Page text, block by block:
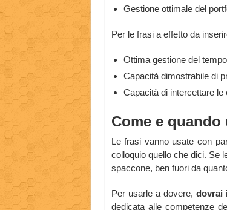
Gestione ottimale del
Per le frasi a effetto da
Ottima gestione del
Capacità dimostrabile di
Capacità di intercettare
Come e quando
Le frasi vanno usate con
colloquio quello che dici. Se
spaccone, ben fuori da
Per usarle a dovere,dovrai
dedicata alle competenze